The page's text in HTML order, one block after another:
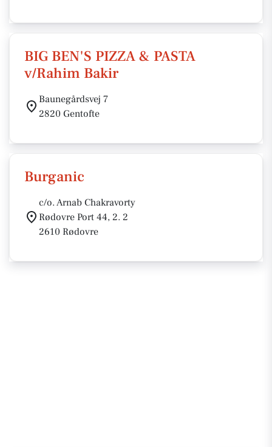
BIG BEN'S PIZZA & PASTA
v/Rahim Bakir
Baunegårdsvej 7
2820 Gentofte
Burganic
c/o. Arnab Chakravorty
Rødovre Port 44, 2. 2
2610 Rødovre